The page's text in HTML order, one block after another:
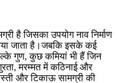
है जिसका उपयोग नाव निर्माण
जाता है।जबकि इसके कई
गुण, कुछ कमियां भी हैं जिन
मरम्मत में कठिनाई और
और टिकाऊ सामग्री की